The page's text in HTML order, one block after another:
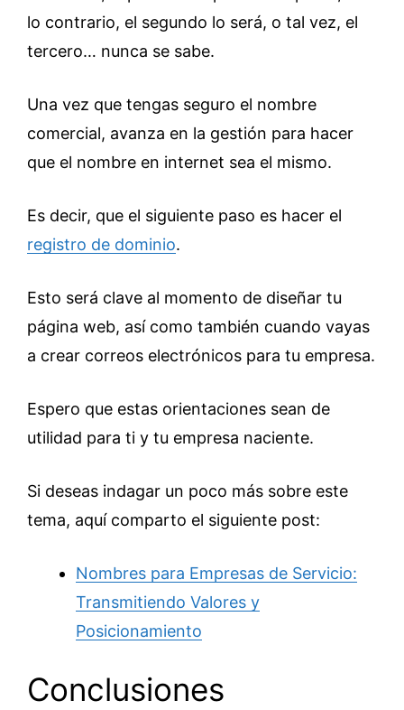
lo contrario, el segundo lo será, o tal vez, el
tercero… nunca se sabe.
Una vez que tengas seguro el nombre
comercial, avanza en la gestión para hacer
que el nombre en internet sea el mismo.
Es decir, que el siguiente paso es hacer el
registro de dominio.
Esto será clave al momento de diseñar tu
página web, así como también cuando vayas
a crear correos electrónicos para tu empresa.
Espero que estas orientaciones sean de
utilidad para ti y tu empresa naciente.
Si deseas indagar un poco más sobre este
tema, aquí comparto el siguiente post:
Nombres para Empresas de Servicio:
Transmitiendo Valores y
Posicionamiento
Conclusiones